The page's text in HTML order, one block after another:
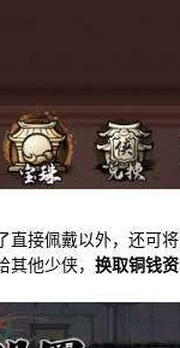
直接佩戴以外，还可
他少侠， 换取铜钱